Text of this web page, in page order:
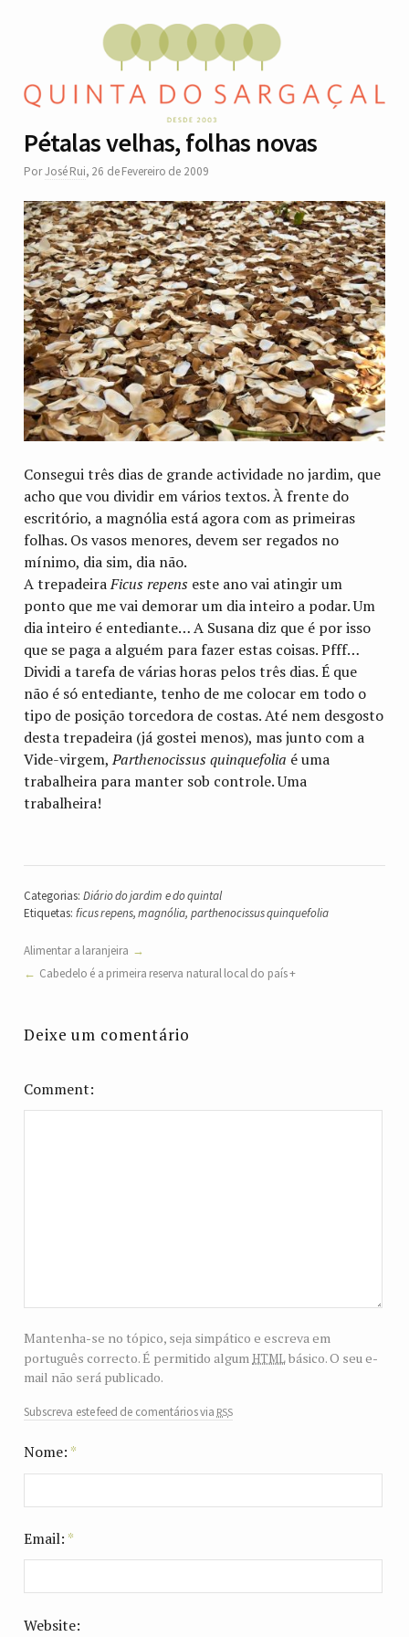
Pétalas velhas, folhas novas
PorJosé Rui, 26 de Fevereiro de 2009
Consegui três dias de grande actividade no jardim, que
acho que vou dividir em vários textos. À frente do
escritório, a magnólia está agora com as primeiras
folhas. Os vasos menores, devem ser regados no
mínimo, dia sim, dia não.
A trepadeiraFicus repens este ano vai atingir um
ponto que me vai demorar um dia inteiro a podar. Um
dia inteiro é entediante… A Susana diz que é por isso
que se paga a alguém para fazer estas coisas. Pfff…
Dividi a tarefa de várias horas pelos três dias. É que
não é só entediante, tenho de me colocar em todo o
tipo de posição torcedora de costas. Até nem desgosto
desta trepadeira (já gostei menos), mas junto com a
Vide-virgem,Parthenocissus quinquefolia é uma
trabalheira para manter sob controle. Uma
trabalheira!
Categorias: Diário do jardim e do quintal
Etiquetas: ficus repens,magnólia, parthenocissus quinquefolia
Alimentar a laranjeira
Cabedelo é a primeira reserva natural local do país +
Deixe um comentário
Comment
Mantenha-se no tópico, seja simpático e escreva em
português correcto. É permitido algum htmlbásico. O seu e-
mail não será publicado.
Subscreva este feed de comentários via rss
Nome: *
Email: *
Website: